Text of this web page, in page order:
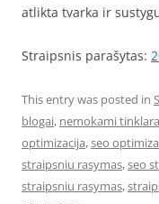
atlikta tvarka ir
Straipsnis parašytas:
This entry was posted in
blogai, nemokami
optimizacija,seo
straipsniu rasymas,seo
straipsniu rasymas,